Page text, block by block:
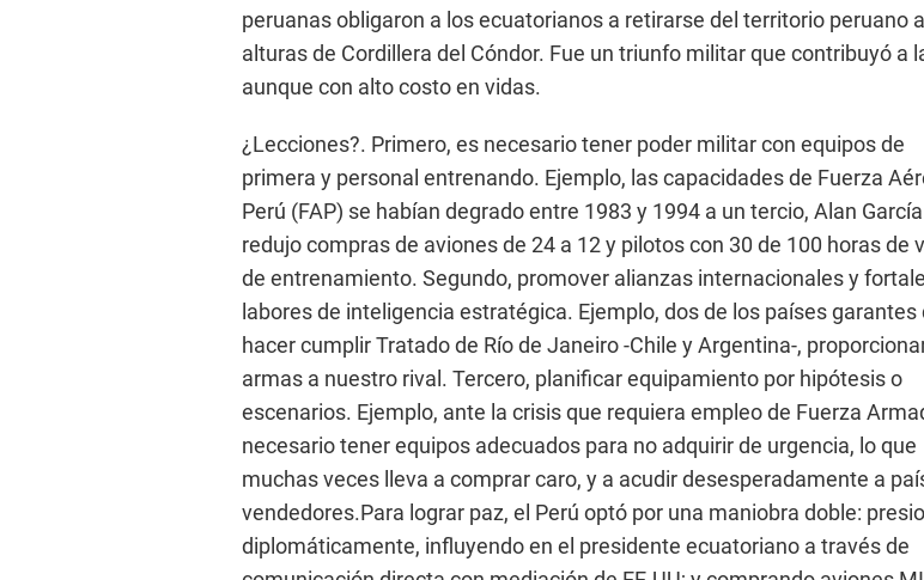
peruanas obligaron a los ecuatorianos a retirarse del territorio peruano
alturas de Cordillera del Cóndor. Fue un triunfo militar que contribuyó a
aunque con alto costo en vidas.
¿Lecciones?. Primero, es necesario tener poder militar con equipos de
primera y personal entrenando. Ejemplo, las capacidades de Fuerza
Perú (FAP) se habían degrado entre 1983 y 1994 a un tercio, Alan García
redujo compras de aviones de 24 a 12 y pilotos con 30 de 100 horas de
de entrenamiento. Segundo, promover alianzas internacionales y
labores de inteligencia estratégica. Ejemplo, dos de los países garantes
hacer cumplir Tratado de Río de Janeiro -Chile y Argentina-,
armas a nuestro rival. Tercero, planificar equipamiento por hipótesis o
escenarios. Ejemplo, ante la crisis que requiera empleo de Fuerza
necesario tener equipos adecuados para no adquirir de urgencia, lo que
muchas veces lleva a comprar caro, y a acudir desesperadamente a
vendedores.Para lograr paz, el Perú optó por una maniobra doble:
diplomáticamente, influyendo en el presidente ecuatoriano a través de